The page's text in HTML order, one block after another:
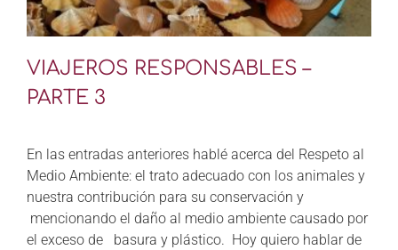
VIAJEROS RESPONSABLES –
PARTE 3
En las entradas anteriores hablé acerca del Respeto al
Medio Ambiente: el trato adecuado con los animales y
nuestra contribución para su conservación y
mencionando el daño al medio ambiente causado por
el exceso de basura y plástico. Hoy quiero hablar de